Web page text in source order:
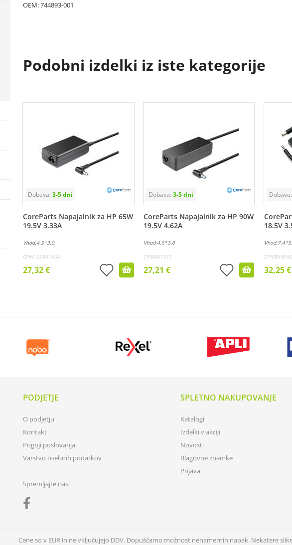
OEM: 744893-001
Podobni izdelki iz iste kategorije
CoreParts Napajalnik za HP 65W
19.5V 3.33A
Vhod:4.5*3.0,
CPW125841454
27,32 €
CoreParts Napajalnik za HP 90W
19.5V 4.62A
Vhod:4.5*3.0
CPMBA1317
27,21 €
18.5V
32,25 €
PODJETJE
O podjetju
Kontakt
Pogoji poslovanja
Varstvo osebnih podatkov
Spremljajte nas:
SPLETNO NAKUPOVANJE
Katalogi
Izdelki v akciji
Novosti
Blagovne znamke
Prijava
Cene so v EUR in ne vključujejo DDV. Dopuščamo možnost nenamernih napak. Nekatere